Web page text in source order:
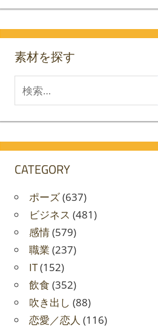
素材を探す
検
索
対
CATEGORY
ポーズ(637)
ビジネス (481)
感情(579)
職業 (237)
IT(152)
飲食 (352)
吹き出し (88)
恋愛／恋人 (116)